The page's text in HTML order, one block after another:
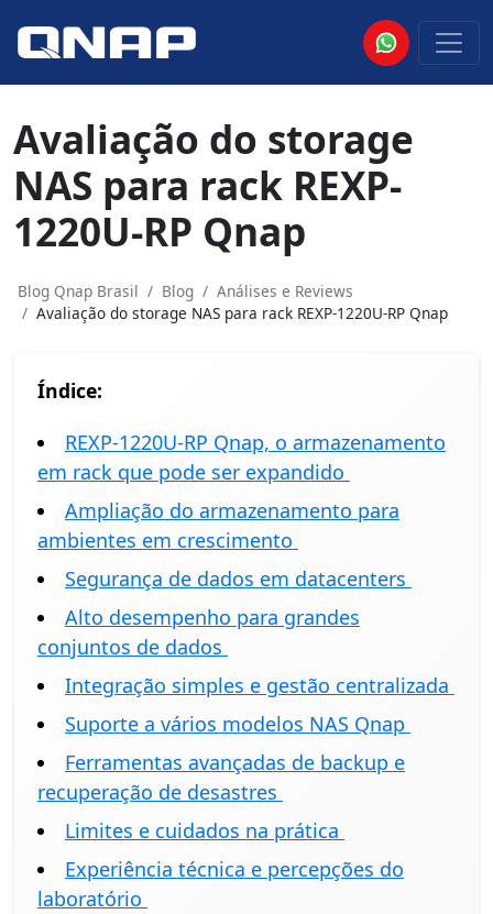
Avaliação do storage
NAS para rack REXP-
1220U-RP Qnap
Blog Qnap Brasil Blog
Análises e Reviews
Avaliação do storage NAS para rack REXP-1220U-RP Qnap
Índice:
REXP-1220U-RP Qnap, o armazenamento
em rack que pode ser expandido
Ampliação do armazenamento para
ambientes em crescimento
Segurança de dados em datacenters
Alto desempenho para grandes
conjuntos de dados
Integração simples e gestão centralizada
Suporte a vários modelos NAS Qnap
Ferramentas avançadas de backup e
recuperação de desastres
Limites e cuidados na prática
Experiência técnica e percepções do
laboratório